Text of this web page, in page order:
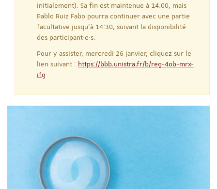
initialement). Sa fin est maintenue à 14:00, mais
Pablo Ruiz Fabo pourra continuer avec une partie
facultative jusqu'à 14:30, suivant la disponibilité
des participant·e·s.
Pour y assister, mercredi 26 janvier, cliquez sur le
lien suivant : https://bbb.unistra.fr/b/reg-4ob-mrx-
ifg